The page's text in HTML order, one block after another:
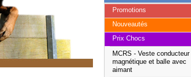
Promotions
Nouveautés
Prix Chocs
MCRS - Veste conducteur
magnétique et balle avec
aimant